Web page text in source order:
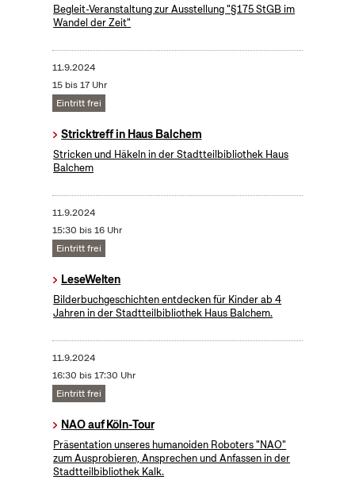
Begleit-Veranstaltung zur Ausstellung "§175 StGB im
Wandel der Zeit"
11.9.2024
15 bis 17 Uhr
Eintritt frei
Stricktreff in Haus Balchem
Stricken und Häkeln in der Stadtteilbibliothek Haus
Balchem
11.9.2024
15:30 bis 16 Uhr
Eintritt frei
LeseWelten
Bilderbuchgeschichten entdecken für Kinder ab 4
Jahren in der Stadtteilbibliothek Haus Balchem.
11.9.2024
16:30 bis 17:30 Uhr
Eintritt frei
NAO auf Köln-Tour
Präsentation unseres humanoiden Roboters "NAO"
zum Ausprobieren, Ansprechen und Anfassen in der
Stadtteilbibliothek Kalk.